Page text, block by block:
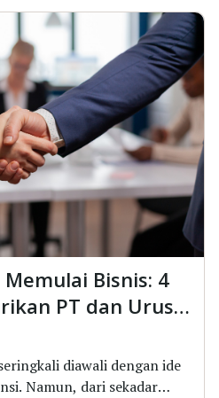
Bisnis: 4
PT dan Urus
diawali dengan ide
Namun, dari sekadar